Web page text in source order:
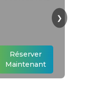
Réserver
Maintenant
❯